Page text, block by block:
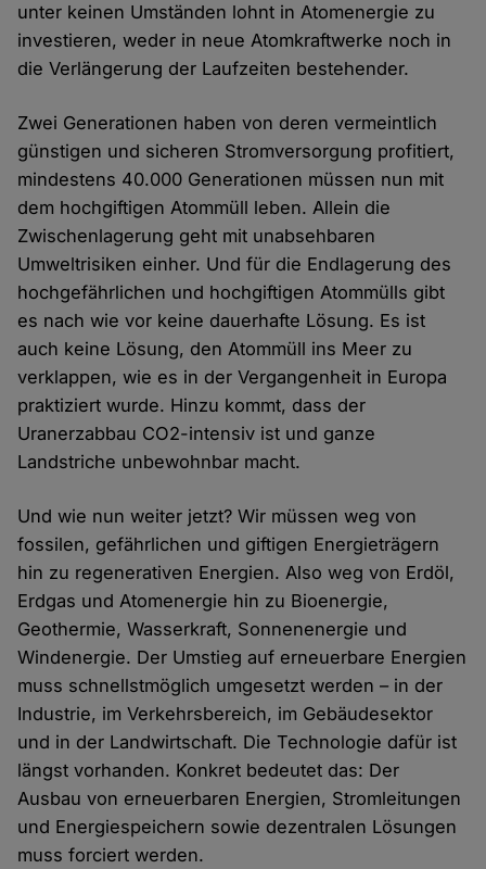
unter keinen Umständen lohnt in Atomenergie zu
investieren, weder in neue Atomkraftwerke noch in
die Verlängerung der Laufzeiten bestehender.
Zwei Generationen haben von deren vermeintlich
günstigen und sicheren Stromversorgung profitiert,
mindestens 40.000 Generationen müssen nun mit
dem hochgiftigen Atommüll leben. Allein die
Zwischenlagerung geht mit unabsehbaren
Umweltrisiken einher. Und für die Endlagerung des
hochgefährlichen und hochgiftigen Atommülls gibt
es nach wie vor keine dauerhafte Lösung. Es ist
auch keine Lösung, den Atommüll ins Meer zu
verklappen, wie es in der Vergangenheit in Europa
praktiziert wurde. Hinzu kommt, dass der
Uranerzabbau CO2-intensiv ist und ganze
Landstriche unbewohnbar macht.
Und wie nun weiter jetzt? Wir müssen weg von
fossilen, gefährlichen und giftigen Energieträgern
hin zu regenerativen Energien. Also weg von Erdöl,
Erdgas und Atomenergie hin zu Bioenergie,
Geothermie, Wasserkraft, Sonnenenergie und
Windenergie. Der Umstieg auf erneuerbare Energien
muss schnellstmöglich umgesetzt werden – in der
Industrie, im Verkehrsbereich, im Gebäudesektor
und in der Landwirtschaft. Die Technologie dafür ist
längst vorhanden. Konkret bedeutet das: Der
Ausbau von erneuerbaren Energien, Stromleitungen
und Energiespeichern sowie dezentralen Lösungen
muss forciert werden.